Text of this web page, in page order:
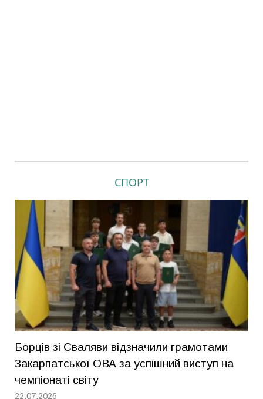
СПОРТ
Борців зі Сваляви відзначили грамотами
Закарпатської ОВА за успішний виступ на
чемпіонаті світу
22.07.2026